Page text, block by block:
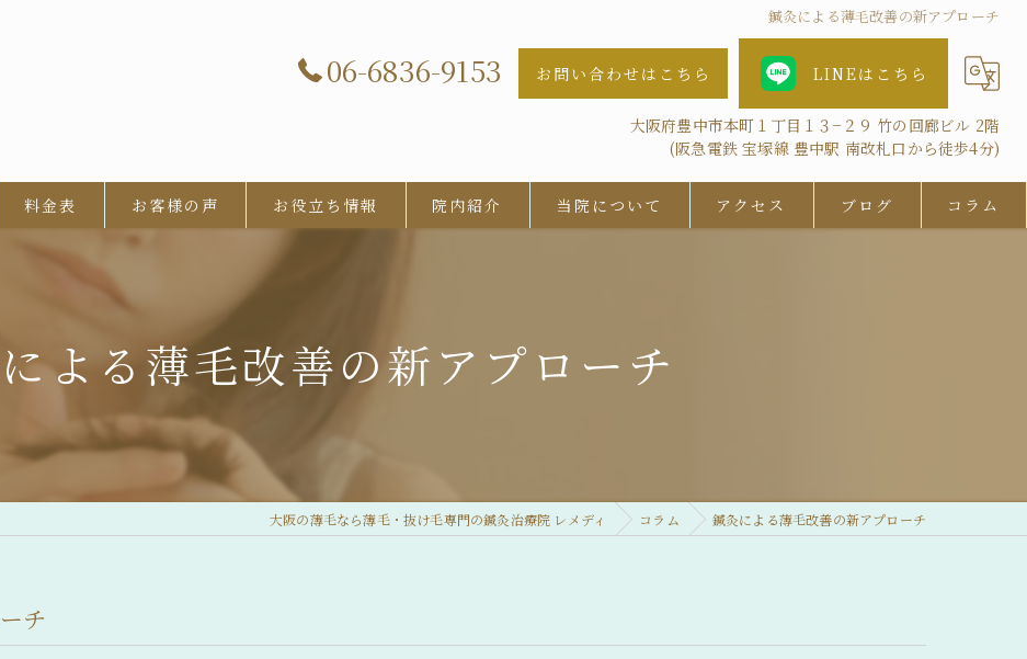
鍼灸による薄毛改善の新アプローチ
06-6836-9153 お問い合わせはこちら LINEはこちら
大阪府豊中市本町１丁目１３−２９ 竹の回廊ビル 2階
(阪急電鉄 宝塚線 豊中駅 南改札口から徒歩4分)
料金表 お客様の声 お役立ち情報 院内紹介 当院について
鍼灸
アクセス ブログ コラム
よる薄毛改善の新アプローチ
大阪の薄毛なら薄毛・抜け毛専門の鍼灸治療院 レメディ コラム 鍼灸による薄毛改善の新アプローチ
チ